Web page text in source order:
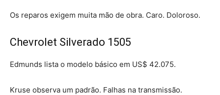
Os reparos exigem muita mão de obra. Caro. Doloroso.
Chevrolet Silverado 1505
Edmunds lista o modelo básico em US$ 42.075.
Kruse observa um padrão. Falhas na transmissão.